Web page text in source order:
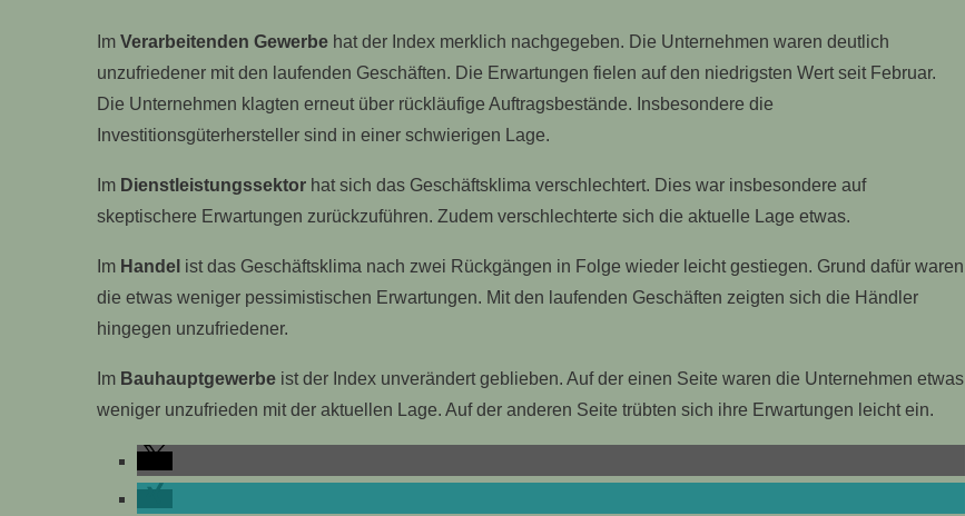
m Verarbeitenden Gewerbe hat der Index merklich nachgegeben. Die Unternehmen waren deutlich
unzufriedener mit den laufenden Geschäften. Die Erwartungen fielen auf den niedrigsten Wert seit Februar.
Die Unternehmen klagten erneut über rückläufige Auftragsbestände. Insbesondere die
Investitionsgüterhersteller sind in einer schwierigen Lage.
Im Dienstleistungssektor hat sich das Geschäftsklima verschlechtert. Dies war insbesondere auf
skeptischere Erwartungen zurückzuführen. Zudem verschlechterte sich die aktuelle Lage etwas.
Im Handel ist das Geschäftsklima nach zwei Rückgängen in Folge wieder leicht gestiegen. Grund dafür waren
die etwas weniger pessimistischen Erwartungen. Mit den laufenden Geschäften zeigten sich die Händler
hingegen unzufriedener.
Im Bauhauptgewerbe ist der Index unverändert geblieben. Auf der einen Seite waren die Unternehmen etwas
weniger unzufrieden mit der aktuellen Lage. Auf der anderen Seite trübten sich ihre Erwartungen leicht ein.